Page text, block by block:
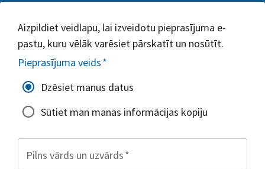
Aizpildiet veidlapu, lai izveidotu pieprasījuma e-
pastu, kuru vēlāk varēsiet pārskatīt un nosūtīt.
Pieprasījuma veids*
Dzēsiet manus datus
Sūtiet man manas informācijas kopiju
Pilns vārds un uzvārds*